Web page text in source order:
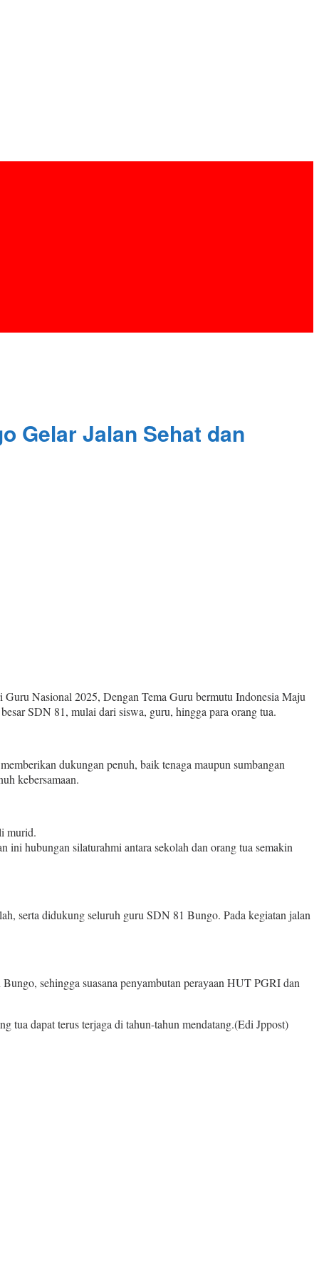
Gelar Jalan Sehat dan
Nasional 2025, Dengan Tema Guru bermutu Indonesia Maju
SDN 81, mulai dari siswa, guru, hingga para orang tua.
dukungan penuh, baik tenaga maupun sumbangan
kebersamaan.
murid.
hubungan silaturahmi antara sekolah dan orang tua semakin
serta didukung seluruh guru SDN 81 Bungo. Pada kegiatan jalan
sehingga suasana penyambutan perayaan HUT PGRI dan
tua dapat terus terjaga di tahun-tahun mendatang.(Edi Jppost)